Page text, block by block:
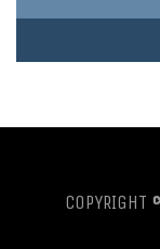
COPYRIGHT